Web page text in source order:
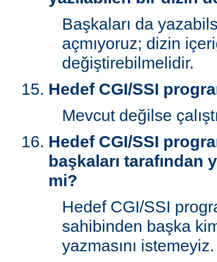
Başkaları da
açmıyoruz; dizin
değiştirebilmelidir.
Hedef CGI/SSI
Mevcut değilse
Hedef CGI/SSI
başkaları tarafından
mi?
Hedef CGI/SSI
sahibinden başka
yazmasını istemeyiz.